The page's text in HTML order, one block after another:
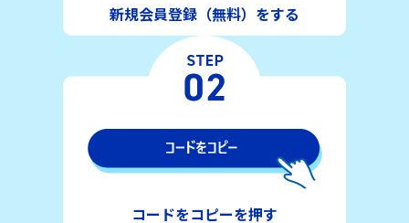
新規会員登録（無料）をする
コードをコピーを押す